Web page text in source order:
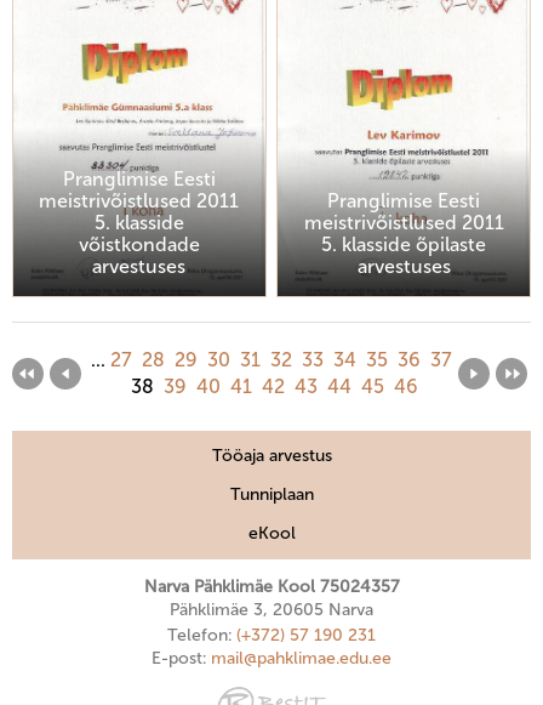
Pranglimise Eesti
meistrivõistlused 2011
5. klasside
võistkondade
arvestuses
Pranglimise Eesti
meistrivõistlused 2011
5. klasside õpilaste
arvestuses
... 27 28 29 30 31 32 33 34 35 36 37
38 39 40 41 42 43 44 45 46
Tööaja arvestus
Tunniplaan
eKool
Narva Pähklimäe Kool 75024357
Pähklimäe 3, 20605 Narva
Telefon: (+372) 57 190 231
E-post: mail@pahklimae.edu.ee